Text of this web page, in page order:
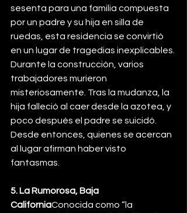
sesenta para una familia compuesta
por un padre y su hija en silla de
ruedas, esta residencia se convirtió
en un lugar de tragedias inexplicables.
Durante la construcción, varios
trabajadores murieron
misteriosamente. Tras la mudanza, la
hija falleció al caer desde la azotea, y
poco después el padre se suicidó.
Desde entonces, quienes se acercan
al lugar afirman haber visto
fantasmas.
5. La Rumorosa, Baja
CaliforniaConocida como “la